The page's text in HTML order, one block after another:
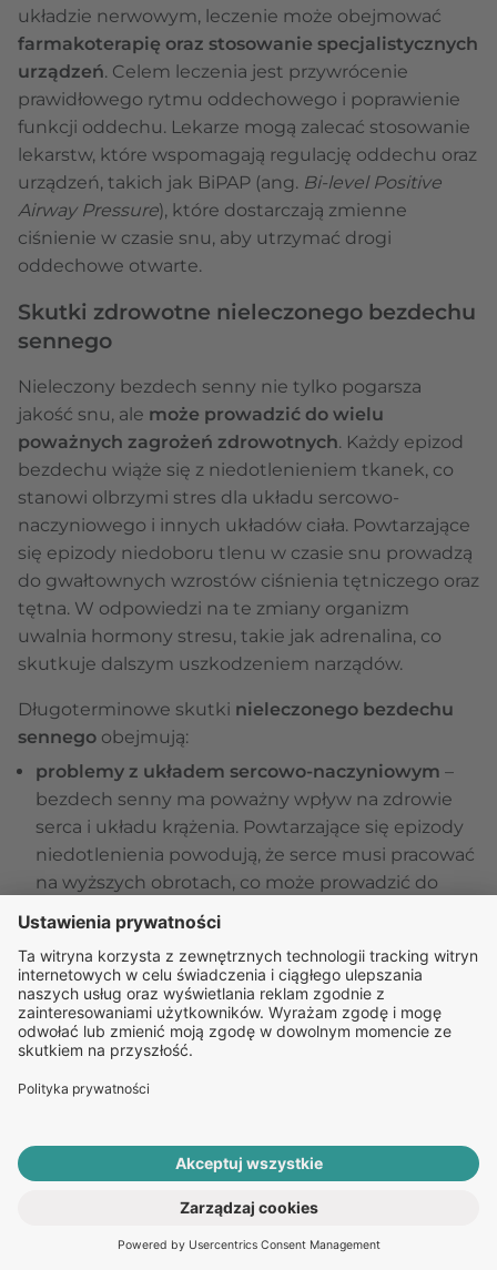
ROZPOCZNIJ E-KONSULTACJĘ
układzie nerwowym, leczenie może obejmować
farmakoterapię oraz stosowanie specjalistycznych
urządzeń. Celem leczenia jest przywrócenie
prawidłowego rytmu oddechowego i poprawienie
funkcji oddechu. Lekarze mogą zalecać stosowanie
lekarstw, które wspomagają regulację oddechu oraz
urządzeń, takich jak BiPAP (ang. Bi-level Positive
Airway Pressure), które dostarczają zmienne
ciśnienie w czasie snu, aby utrzymać drogi
oddechowe otwarte.
Skutki zdrowotne nieleczonego bezdechu
sennego
Nieleczony bezdech senny nie tylko pogarsza
jakość snu, ale może prowadzić do wielu
poważnych zagrożeń zdrowotnych. Każdy epizod
bezdechu wiąże się z niedotlenieniem tkanek, co
stanowi olbrzymi stres dla układu sercowo-
naczyniowego i innych układów ciała. Powtarzające
się epizody niedoboru tlenu w czasie snu prowadzą
do gwałtownych wzrostów ciśnienia tętniczego oraz
tętna. W odpowiedzi na te zmiany organizm
uwalnia hormony stresu, takie jak adrenalina, co
skutkuje dalszym uszkodzeniem narządów.
Długoterminowe skutki nieleczonego bezdechu
sennego obejmują:
problemy z układem sercowo-naczyniowym –
bezdech senny ma poważny wpływ na zdrowie
serca i układu krążenia. Powtarzające się epizody
niedotlenienia powodują, że serce musi pracować
na wyższych obrotach, co może prowadzić do
rozwoju wielu schorzeń:
nadciśnienie tętnicze
nadciśnieniem może nie zdawać sobie sprawy z
obecności bezdechu sennego, co utrudnia
leczenie. Ciągłe zmiany ciśnienia tętniczego
mogą prowadzić do jego stabilizacji tylko w
obturacyjnego bezdechu sennego (OBS);
przedsionków, które jest związane z
nieprawidłowym działaniem serca w wyniku
nieregularnego dopływu tlenu;
choroba niedokrwienna serca oraz zawał